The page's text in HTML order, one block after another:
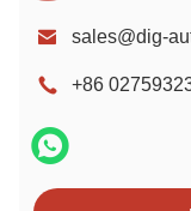
sales@dig-
+86